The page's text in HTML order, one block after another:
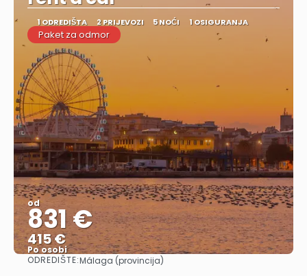
1 ODREDIŠTA 2 PRIJEVOZI 5 NOĆI 1 OSIGURANJA
Paket za odmor
od
831 €
415 €
Po osobi
Vidjeti
ODREDIŠTE:Málaga (provincija)